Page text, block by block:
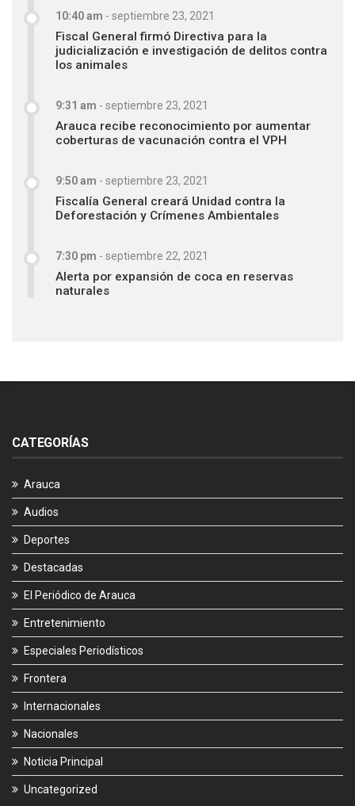
10:40 am - septiembre 23, 2021
Fiscal General firmó Directiva para la
judicialización e investigación de delitos contra
los animales
9:31 am - septiembre 23, 2021
Arauca recibe reconocimiento por aumentar
coberturas de vacunación contra el VPH
9:50 am - septiembre 23, 2021
Fiscalía General creará Unidad contra la
Deforestación y Crímenes Ambientales
7:30 pm - septiembre 22, 2021
Alerta por expansión de coca en reservas
naturales
CATEGORÍAS
Arauca
Audios
Deportes
Destacadas
El Periódico de Arauca
Entretenimiento
Especiales Periodísticos
Frontera
Internacionales
Nacionales
Noticia Principal
Uncategorized